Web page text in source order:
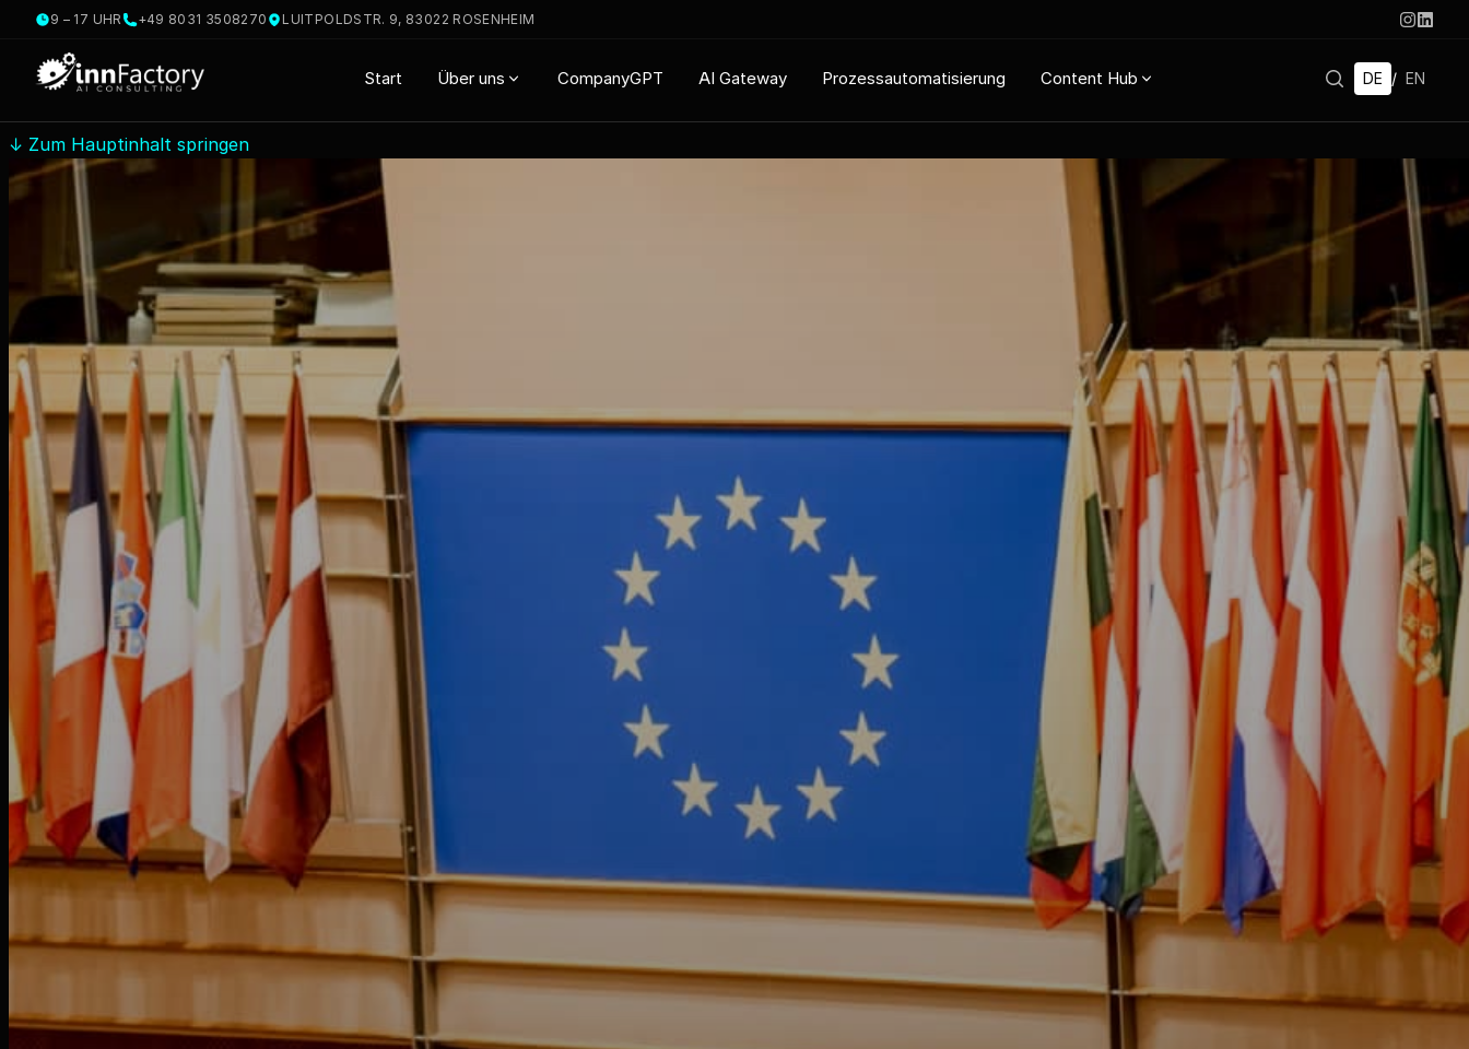
↓ Zum Hauptinhalt springen
9 – 17 UHR +49 8031 3508270 LUITPOLDSTR. 9, 83022 ROSENHEIM
Start Über uns CompanyGPT AI Gateway Prozessautomatisierung Content Hub DE / EN